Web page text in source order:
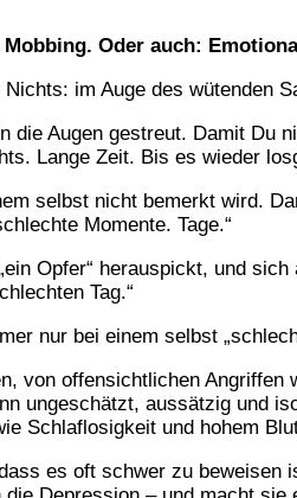
Oder auch:
im Auge des wütenden
die Augen gestreut. Damit
Lange Zeit. Bis es wieder
selbst nicht bemerkt wird.
Momente. Tage.“
Opfer“ herauspickt, und
Tag.“
nur bei einem selbst
von offensichtlichen
ungeschätzt, aussätzig und
Schlaflosigkeit und hohem
es oft schwer zu